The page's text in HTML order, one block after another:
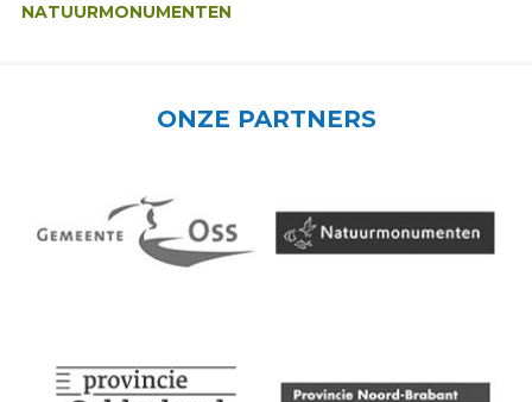
NATUURMONUMENTEN
ONZE PARTNERS